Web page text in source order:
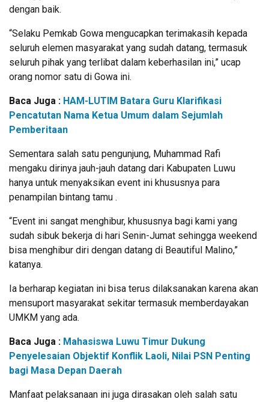
dengan baik.
“Selaku Pemkab Gowa mengucapkan terimakasih kepada
seluruh elemen masyarakat yang sudah datang, termasuk
seluruh pihak yang terlibat dalam keberhasilan ini,” ucap
orang nomor satu di Gowa ini.
Baca Juga : HAM-LUTIM Batara Guru Klarifikasi
Pencatutan Nama Ketua Umum dalam Sejumlah
Pemberitaan
Sementara salah satu pengunjung, Muhammad Rafi
mengaku dirinya jauh-jauh datang dari Kabupaten Luwu
hanya untuk menyaksikan event ini khususnya para
penampilan bintang tamu .
“Event ini sangat menghibur, khususnya bagi kami yang
sudah sibuk bekerja di hari Senin-Jumat sehingga weekend
bisa menghibur diri dengan datang di Beautiful Malino,”
katanya.
Ia berharap kegiatan ini bisa terus dilaksanakan karena akan
mensuport masyarakat sekitar termasuk memberdayakan
UMKM yang ada.
Baca Juga : Mahasiswa Luwu Timur Dukung
Penyelesaian Objektif Konflik Laoli, Nilai PSN Penting
bagi Masa Depan Daerah
Manfaat pelaksanaan ini juga dirasakan oleh salah satu